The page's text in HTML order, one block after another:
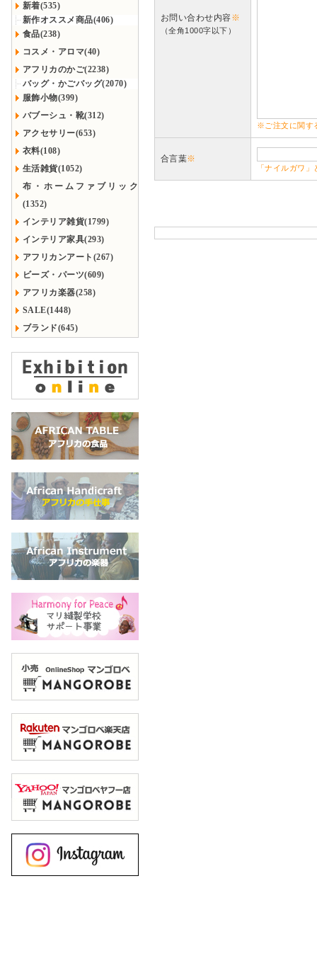
新着(535)
新作オススメ商品(406)
食品(238)
コスメ・アロマ(40)
アフリカのかご(2238)
バッグ・かごバッグ(2070)
服飾小物(399)
バブーシュ・靴(312)
アクセサリー(653)
衣料(108)
生活雑貨(1052)
布・ホームファブリック
(1352)
インテリア雑貨(1799)
インテリア家具(293)
アフリカンアート(267)
ビーズ・パーツ(609)
アフリカ楽器(258)
SALE(1448)
ブランド(645)
お問い合わせ内容※
（全角1000字以下）
※ご注文に関す
合言葉※
「ナイルガワ